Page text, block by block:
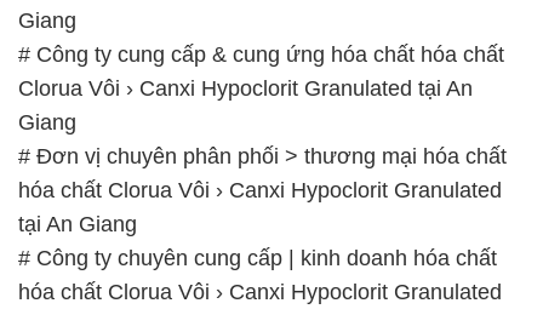
Giang
# Công ty cung cấp & cung ứng hóa chất hóa chất
Clorua Vôi › Canxi Hypoclorit Granulated tại An
Giang
# Đơn vị chuyên phân phối > thương mại hóa chất
hóa chất Clorua Vôi › Canxi Hypoclorit Granulated
tại An Giang
# Công ty chuyên cung cấp | kinh doanh hóa chất
hóa chất Clorua Vôi › Canxi Hypoclorit Granulated